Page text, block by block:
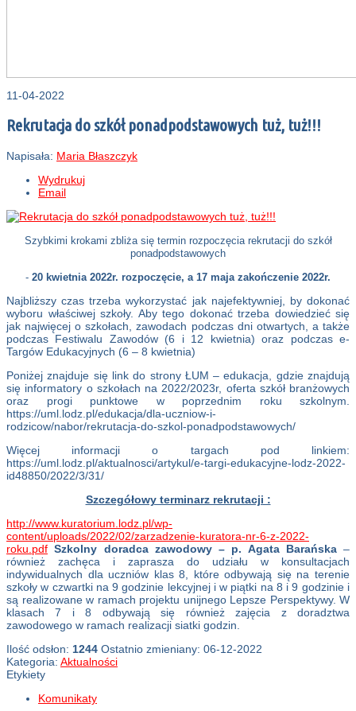
11-04-2022
Rekrutacja do szkół ponadpodstawowych tuż, tuż!!!
Napisała: Maria Błaszczyk
Wydrukuj
Email
Szybkimi krokami zbliża się termin rozpoczęcia rekrutacji do szkół
ponadpodstawowych
- 20 kwietnia 2022r. rozpoczęcie, a 17 maja zakończenie 2022r.
Najbliższy czas trzeba wykorzystać jak najefektywniej, by dokonać
wyboru właściwej szkoły. Aby tego dokonać trzeba dowiedzieć się
jak najwięcej o szkołach, zawodach podczas dni otwartych, a także
podczas Festiwalu Zawodów (6 i 12 kwietnia) oraz podczas e-
Targów Edukacyjnych (6 – 8 kwietnia)
Poniżej znajduje się link do strony ŁUM – edukacja, gdzie znajdują
się informatory o szkołach na 2022/2023r, oferta szkół branżowych
oraz progi punktowe w poprzednim roku szkolnym.
https://uml.lodz.pl/edukacja/dla-uczniow-i-
rodzicow/nabor/rekrutacja-do-szkol-ponadpodstawowych/
Więcej informacji o targach pod linkiem:
https://uml.lodz.pl/aktualnosci/artykul/e-targi-edukacyjne-lodz-2022-
id48850/2022/3/31/
Szczegółowy terminarz rekrutacji :
http://www.kuratorium.lodz.pl/wp-
content/uploads/2022/02/zarzadzenie-kuratora-nr-6-z-2022-
roku.pdf Szkolny doradca zawodowy – p. Agata Barańska–
również zachęca i zaprasza do udziału w konsultacjach
indywidualnych dla uczniów klas 8, które odbywają się na terenie
szkoły w czwartki na 9 godzinie lekcyjnej i w piątki na 8 i 9 godzinie i
są realizowane w ramach projektu unijnego Lepsze Perspektywy. W
klasach 7 i 8 odbywają się również zajęcia z doradztwa
zawodowego w ramach realizacji siatki godzin.
Ilość odsłon: 1244 Ostatnio zmieniany: 06-12-2022
Kategoria: Aktualności
Etykiety
Komunikaty